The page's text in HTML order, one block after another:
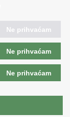
Ne prihvaćam
Ne prihvaćam
Ne prihvaćam